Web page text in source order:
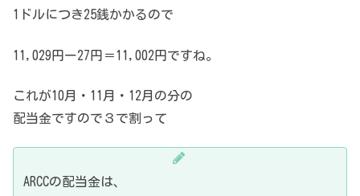
1ドルにつき25銭かかるので
11,029円ー27円＝11,002円ですね。
これが10月・11月・12月の分の
配当金ですので３で割って
ARCCの配当金は、